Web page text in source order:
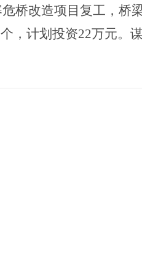
桥改造项目复工，桥
个，计划投资22万元。